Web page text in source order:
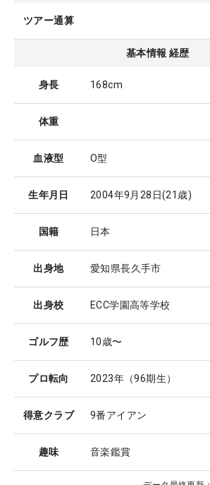
ツアー通算
基本情報 経歴
身長 168cm
体重
血液型 O型
生年月日 2004年9月28日(21歳)
国籍 日本
出身地 愛知県長久手市
出身校 ECC学園高等学校
ゴルフ歴 10歳〜
プロ転向 2023年（96期生）
得意クラブ 9番アイアン
趣味 音楽鑑賞